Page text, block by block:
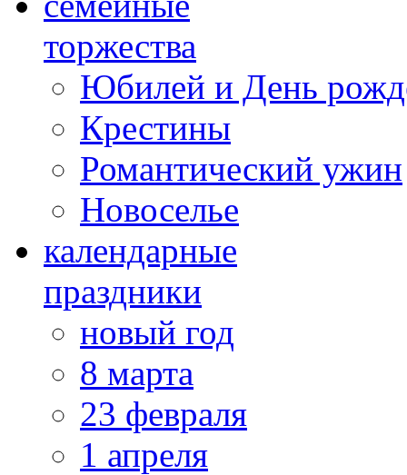
торжества
Юбилей и День
Крестины
Романтический ужин
Новоселье
календарные
праздники
новый год
8 марта
23 февраля
1 апреля